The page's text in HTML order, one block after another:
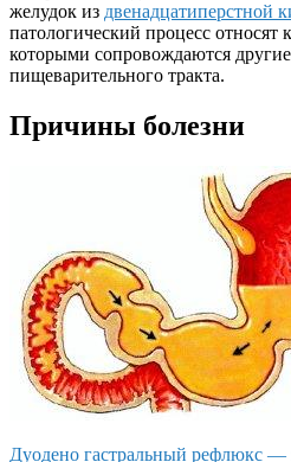
желудок из двенадцатиперстной
патологический процесс относят
которыми сопровождаются
пищеварительного тракта.
Причины болезни
Дуодено гастральный рефлюкс —